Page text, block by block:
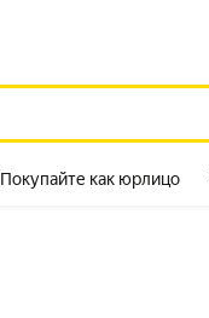
Покупайте как юрлицо